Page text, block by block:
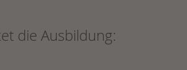
die Ausbildung: